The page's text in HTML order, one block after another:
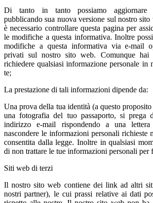
Di tanto in tanto possiamo aggiornare
pubblicando sua nuova versione sul nostro
è necessario controllare questa pagina per
le modifiche a questa informativa. Inoltre
modifiche a questa informativa via e-mail
privati sul nostro sito web. Comunque
richiedere qualsiasi informazione personale in
te;
La prestazione di tali informazioni dipende da:
Una prova della tua identità (a questo
una fotografia del tuo passaporto, si prega
indirizzo e-mail rispondendo a una lettera
nascondere le informazioni personali richieste
consentita dalla legge. Inoltre in qualsiasi
di non trattare le tue informazioni personali per
Siti web di terzi
Il nostro sito web contiene dei link ad altri
nostri partner), le cui prassi relative ai dati